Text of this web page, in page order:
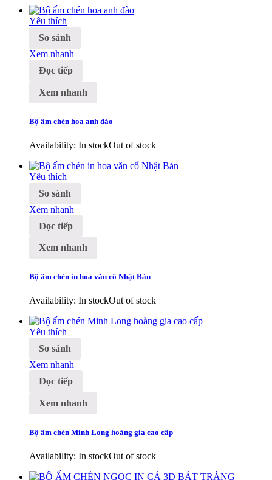
Yêu thích
So sánh
Xem nhanh
Đọc tiếp
Xem nhanh
Bộ ấm chén hoa anh đào
Availability: In stockOut of stock
Yêu thích
So sánh
Xem nhanh
Đọc tiếp
Xem nhanh
Bộ ấm chén in hoa văn cổ Nhật Bản
Availability: In stockOut of stock
Yêu thích
So sánh
Xem nhanh
Đọc tiếp
Xem nhanh
Bộ ấm chén Minh Long hoàng gia cao cấp
Availability: In stockOut of stock